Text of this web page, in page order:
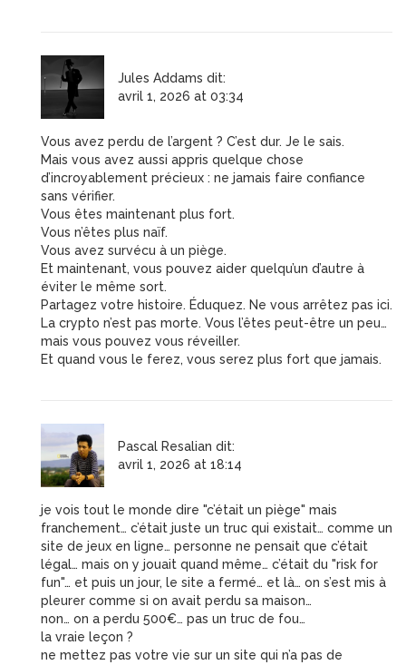
Jules Addams dit:
avril 1, 2026 at 03:34
Vous avez perdu de l’argent ? C’est dur. Je le sais.
Mais vous avez aussi appris quelque chose
d’incroyablement précieux : ne jamais faire confiance
sans vérifier.
Vous êtes maintenant plus fort.
Vous n’êtes plus naïf.
Vous avez survécu à un piège.
Et maintenant, vous pouvez aider quelqu’un d’autre à
éviter le même sort.
Partagez votre histoire. Éduquez. Ne vous arrêtez pas ici.
La crypto n’est pas morte. Vous l’êtes peut-être un peu…
mais vous pouvez vous réveiller.
Et quand vous le ferez, vous serez plus fort que jamais.
Pascal Resalian dit:
avril 1, 2026 at 18:14
je vois tout le monde dire "c’était un piège" mais
franchement… c’était juste un truc qui existait… comme un
site de jeux en ligne… personne ne pensait que c’était
légal… mais on y jouait quand même… c’était du "risk for
fun"… et puis un jour, le site a fermé… et là… on s’est mis à
pleurer comme si on avait perdu sa maison…
non… on a perdu 500€… pas un truc de fou…
la vraie leçon ?
ne mettez pas votre vie sur un site qui n’a pas de